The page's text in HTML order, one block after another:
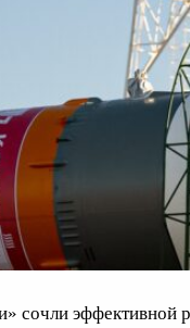
сочли эффективной